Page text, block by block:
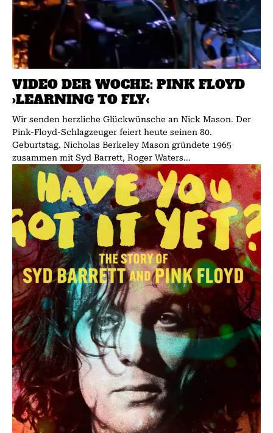
VIDEO DER WOCHE: PINK FLOYD
›LEARNING TO FLY‹
Wir senden herzliche Glückwünsche an Nick Mason. Der
Pink-Floyd-Schlagzeuger feiert heute seinen 80.
Geburtstag. Nicholas Berkeley Mason gründete 1965
zusammen mit Syd Barrett, Roger Waters...